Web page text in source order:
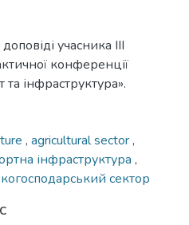
учасника ІІІ
конференції
інфраструктура».
, agricultural sector,
інфраструктура ,
сектор